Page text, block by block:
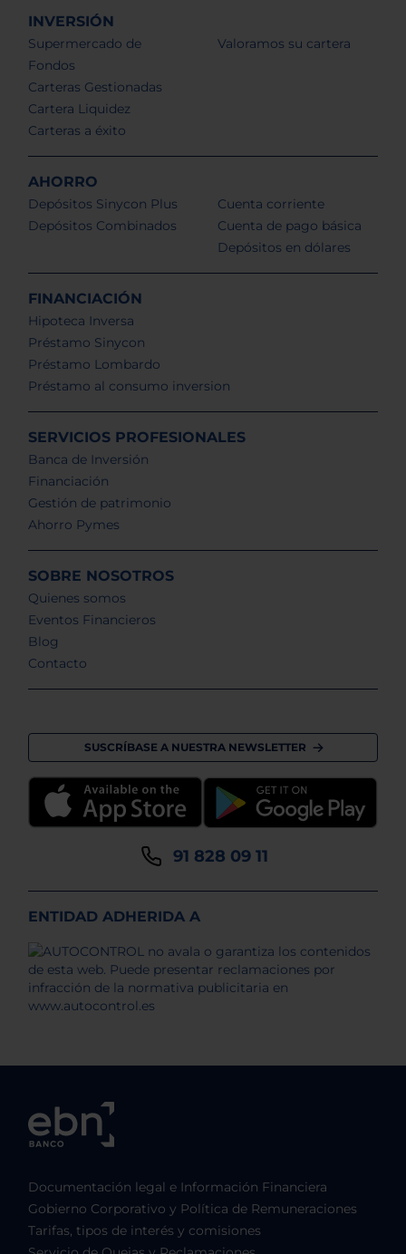
INVERSIÓN
Supermercado de
Fondos
Carteras Gestionadas
Cartera Liquidez
Carteras a éxito
Valoramos su cartera
AHORRO
Depósitos Sinycon Plus
Depósitos Combinados
Cuenta corriente
Cuenta de pago básica
Depósitos en dólares
FINANCIACIÓN
Hipoteca Inversa
Préstamo Sinycon
Préstamo Lombardo
Préstamo al consumo inversion
SERVICIOS PROFESIONALES
Banca de Inversión
Financiación
Gestión de patrimonio
Ahorro Pymes
SOBRE NOSOTROS
Quienes somos
Eventos Financieros
Blog
Contacto
SUSCRÍBASE A NUESTRA NEWSLETTER
91 828 09 11
ENTIDAD ADHERIDA A
Documentación legal e Información Financiera
Gobierno Corporativo y Política de Remuneraciones
Tarifas, tipos de interés y comisiones